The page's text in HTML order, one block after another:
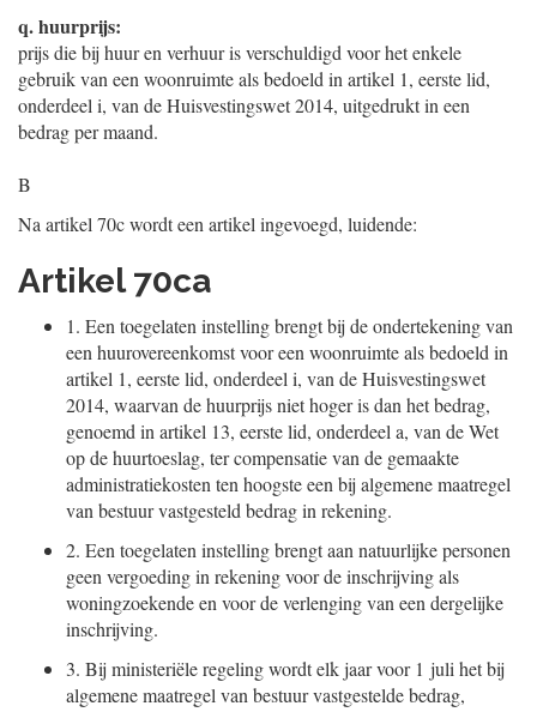
q.huurprijs:
prijs die bij huur en verhuur is verschuldigd voor het enkele
gebruik van een woonruimte als bedoeld in artikel 1, eerste lid,
onderdeel i, van de Huisvestingswet 2014, uitgedrukt in een
bedrag per maand.
B
Na artikel 70c wordt een artikel ingevoegd, luidende:
Artikel 70ca
1. Een toegelaten instelling brengt bij de ondertekening van
een huurovereenkomst voor een woonruimte als bedoeld in
artikel 1, eerste lid, onderdeel i, van de Huisvestingswet
2014, waarvan de huurprijs niet hoger is dan het bedrag,
genoemd in artikel 13, eerste lid, onderdeel a, van de Wet
op de huurtoeslag, ter compensatie van de gemaakte
administratiekosten ten hoogste een bij algemene maatregel
van bestuur vastgesteld bedrag in rekening.
2. Een toegelaten instelling brengt aan natuurlijke personen
geen vergoeding in rekening voor de inschrijving als
woningzoekende en voor de verlenging van een dergelijke
inschrijving.
3. Bij ministeriële regeling wordt elk jaar voor 1 juli het bij
algemene maatregel van bestuur vastgestelde bedrag,